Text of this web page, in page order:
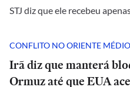
STJ diz que ele recebeu
CONFLITO NO ORIENTE MÉDIO
Irã diz que manterá
Ormuz até que EUA